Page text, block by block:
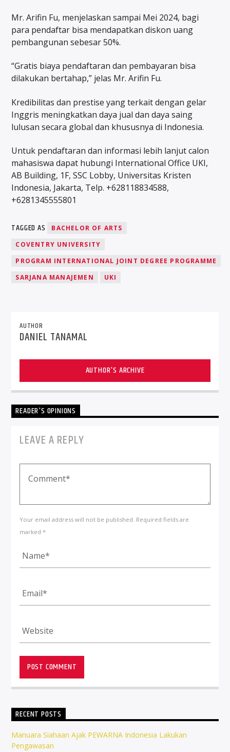
Mr. Arifin Fu, menjelaskan sampai Mei 2024, bagi
para pendaftar bisa mendapatkan diskon uang
pembangunan sebesar 50%.
“Gratis biaya pendaftaran dan pembayaran bisa
dilakukan bertahap,” jelas Mr. Arifin Fu.
Kredibilitas dan prestise yang terkait dengan gelar
Inggris meningkatkan daya jual dan daya saing
lulusan secara global dan khususnya di Indonesia.
Untuk pendaftaran dan informasi lebih lanjut calon
mahasiswa dapat hubungi International Office UKI,
AB Building, 1F, SSC Lobby, Universitas Kristen
Indonesia, Jakarta, Telp. +628118834588,
+6281345555801
TAGGED AS
BACHELOR OF ARTS
COVENTRY UNIVERSITY
PROGRAM INTERNATIONAL JOINT DEGREE PROGRAMME
SARJANA MANAJEMEN
UKI
AUTHOR
DANIEL TANAMAL
AUTHOR'S ARCHIVE
READER'S OPINIONS
LEAVE A REPLY
Your email address will not be published. Required fields are
marked *
RECENT POSTS
Manuara Siahaan Ajak PEWARNA Indonesia Lakukan
Pengawasan